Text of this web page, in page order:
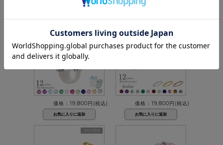
2 3 4 5
価格：19,800円(税込) 価格：19,800円(税込)